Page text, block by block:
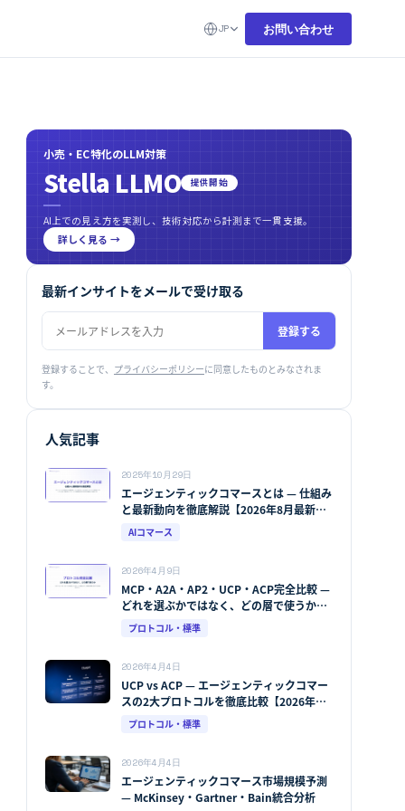
JP お問い合わせ
小売・EC特化のLLM対策
Stella LLMO 提供開始
AI上での見え方を実測し、技術対応から計測まで一貫支援。
詳しく見る →
最新インサイトをメールで受け取る
登録する
登録することで、 プライバシーポリシーに同意したものとみなされま
す。
人気記事
2025年10月29日
エージェンティックコマースとは — 仕組み
と最新動向を徹底解説【2026年8月最新
版】
AIコマース
2026年4月9日
MCP・A2A・AP2・UCP・ACP完全比較 —
どれを選ぶかではなく、どの層で使うか
【2026年8月最新版】
プロトコル・標準
2026年4月4日
UCP vs ACP — エージェンティックコマー
スの2大プロトコルを徹底比較【2026年
版】
プロトコル・標準
2026年4月4日
エージェンティックコマース市場規模予測
— McKinsey・Gartner・Bain統合分析